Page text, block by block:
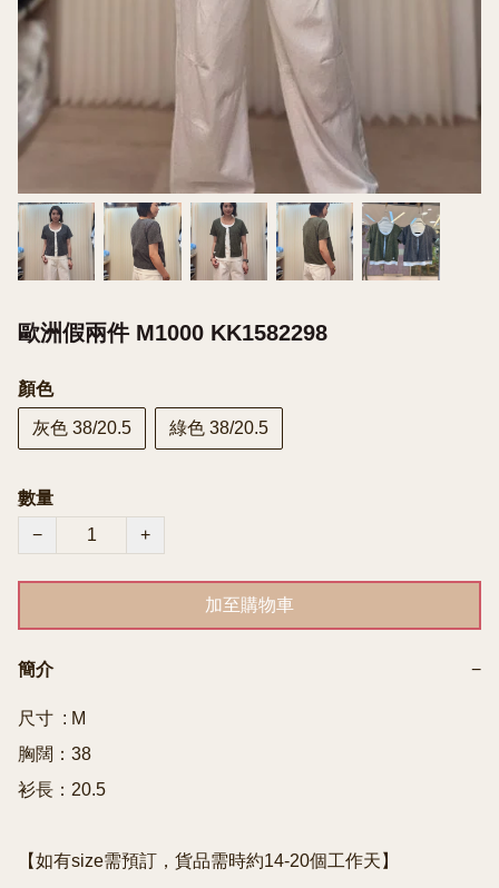
歐洲假兩件 M1000 KK1582298
顏色
灰色 38/20.5 綠色 38/20.5
數量
−
+
加至購物車
簡介 −
尺寸  : M
胸闊：38
衫長：20.5
【如有size需預訂，貨品需時約14-20個工作天】